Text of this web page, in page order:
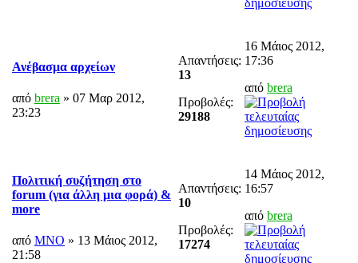
Ανέβασμα αρχείων
από brera » 07 Μαρ 2012,
23:23
Απαντήσεις:
13
Προβολές:
29188
16 Μάιος 2012,
17:36
από brera
Πολιτική συζήτηση στο
forum (για άλλη μια φορά) &
more
από MNO » 13 Μάιος 2012,
21:58
Απαντήσεις:
10
Προβολές:
17274
14 Μάιος 2012,
16:57
από brera